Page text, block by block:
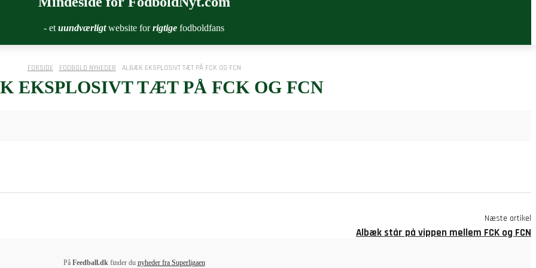
- et uundværligtwebsite forrigtige fodboldfans
FORSIDE FODBOLD NYHEDER ALBÆK EKSPLOSIVT TÆT PÅ FCK OG FCN
EKSPLOSIVT TÆT PÅ FCK OG FCN
Næste artikel
Albæk står på vippen mellem FCK og FCN
På Feedball.dkfinder du nyheder fra Superligaen